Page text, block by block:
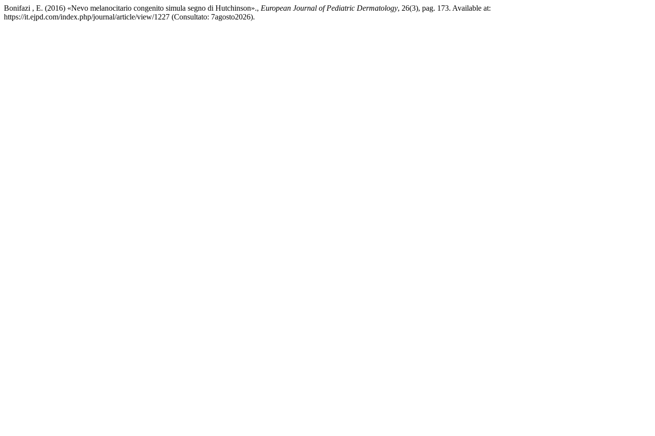
Bonifazi , E. (2016) «Nevo melanocitario congenito simula segno di Hutchinson»., European Journal of Pediatric Dermatology, 26(3), pag. 173. Available at:
https://it.ejpd.com/index.php/journal/article/view/1227 (Consultato: 7agosto2026).